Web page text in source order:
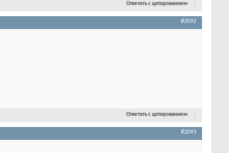
Ответить с цитированием
#2092
Ответить с цитированием
#2093